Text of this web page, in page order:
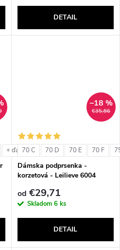
DETAIL
+ ďalšie
€35,86
–18 %
70 C 70 D 70 E 70 F
Dámska podprsenka -
korzetová - Leilieve 6004
od €29,71
Skladom 6 ks
DETAIL